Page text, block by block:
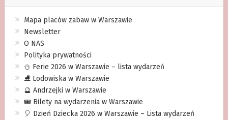
Mapa placów zabaw w Warszawie
Newsletter
O NAS
Polityka prywatności
⛄️ Ferie 2026 w Warszawie – lista wydarzeń
⛸ Lodowiska w Warszawie
🔮 Andrzejki w Warszawie
🎟️ Bilety na wydarzenia w Warszawie
🎈 Dzień Dziecka 2026 w Warszawie – Lista wydarzeń